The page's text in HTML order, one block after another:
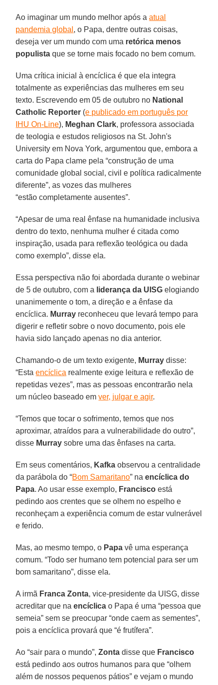
Ao imaginar um mundo melhor após aatual
pandemia global , o Papa, dentre outras coisas,
deseja ver um mundo com uma retórica menos
populista que se torne mais focado no bem comum.
Uma crítica inicial à encíclica é que ela integra
totalmente as experiências das mulheres em seu
texto. Escrevendo em 05 de outubro no National
Catholic Reporter (e publicado em português por
IHU On-Line), Meghan Clark, professora associada
de teologia e estudos religiosos na St. John's
University em Nova York, argumentou que, embora a
carta do Papa clame pela “construção de uma
comunidade global social, civil e política radicalmente
diferente”, as vozes das mulheres
“estão completamente ausentes”.
“Apesar de uma real ênfase na humanidade inclusiva
dentro do texto, nenhuma mulher é citada como
inspiração, usada para reflexão teológica ou dada
como exemplo”, disse ela.
Essa perspectiva não foi abordada durante o webinar
de 5 de outubro, com a liderança da UISG elogiando
unanimemente o tom, a direção e a ênfase da
encíclica. Murray reconheceu que levará tempo para
digerir e refletir sobre o novo documento, pois ele
havia sido lançado apenas no dia anterior.
Chamando-o de um texto exigente, Murray disse:
“Estaencíclica realmente exige leitura e reflexão de
repetidas vezes”, mas as pessoas encontrarão nela
um núcleo baseado emver, julgar e agir.
“Temos que tocar o sofrimento, temos que nos
aproximar, atraídos para a vulnerabilidade do outro”,
disse Murray sobre uma das ênfases na carta.
Em seus comentários, Kafka observou a centralidade
da parábola do “Bom Samaritano” naencíclica do
Papa. Ao usar esse exemplo, Francisco está
pedindo aos crentes que se olhem no espelho e
reconheçam a experiência comum de estar vulnerável
e ferido.
Mas, ao mesmo tempo, o Papa vê uma esperança
comum. “Todo ser humano tem potencial para ser um
bom samaritano”, disse ela.
A irmã Franca Zonta, vice-presidente da UISG, disse
acreditar que naencíclica o Papa é uma “pessoa que
semeia” sem se preocupar “onde caem as sementes”,
pois a encíclica provará que “é frutífera”.
Ao “sair para o mundo”,Zonta disse que Francisco
está pedindo aos outros humanos para que “olhem
além de nossos pequenos pátios” e vejam o mundo